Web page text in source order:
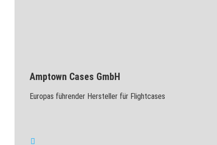
Amptown Cases GmbH
Europas führender Hersteller für Flightcases